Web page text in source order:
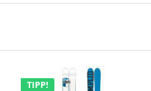
TIPP!